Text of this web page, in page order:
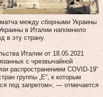
между сборными Украины
в Италии напомнило
в эту страну.
Италии от 18.05.2021
с чрезвычайной
распространением COVID-19“
группы „Е“, к которым
под запретом», — отмечается